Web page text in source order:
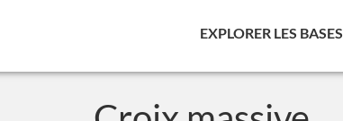
EXPLORER LES BASES